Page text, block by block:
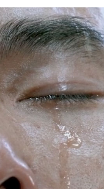
的终极目标。一生